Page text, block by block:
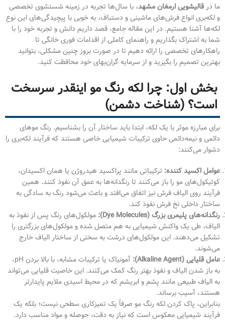
ما در قالیشویی ارمغان مشهد، با سال‌ها تجربه در زمینه شستشوی تخصصی
و لکه‌بری انواع فرش‌های ماشینی و دستباف، به خوبی با پیچیدگی‌های این نوع
لکه‌ها آشنا هستیم. در این مقاله جامع، قصد داریم دانش و تجربه خود را با
شما به اشتراک بگذاریم و راهنمای کاملی از اقدامات فوری خانگی تا
راهکارهای تخصصی را ارائه دهیم تا در صورت بروز چنین مشکلی، بتوانید
بهترین تصمیم را بگیرید و از سرمایه گران‌بهای خود محافظت کنید.
بخش اول: چرا لکه رنگ مو اینقدر سرسخت
است؟ (شناخت دشمن)
برای مبارزه موثر با یک لکه، ابتدا باید ساختار آن را بشناسیم. رنگ موهای
دائمی و نیمه‌دائمی حاوی ترکیبات شیمیایی خاصی هستند که فرآیند لکه‌بری را
دشوار می‌کنند:
عوامل اکسید کننده: ترکیباتی مانند پراکسید هیدروژن یا همان اکسیدان،
کوتیکول‌های مو را باز می‌کنند تا رنگدانه‌ها به عمق آن نفوذ کنند. همین
فرآیند روی الیاف فرش نیز اتفاق می‌افتد و باعث می‌شود رنگ به سادگی به
ساختار داخلی نخ فرش نفوذ کند.
رنگدانه‌های پلیمری بزرگ (Dye Molecules):
مولکول‌های رنگ پس از نفوذ به
الیاف، طی یک واکنش شیمیایی به هم متصل شده و مولکول‌های بزرگتری را
تشکیل می‌دهند. این مولکول‌های درشت به سختی از ساختار الیاف خارج
می‌شوند.
عامل قلیایی (Alkaline Agent):
آمونیاک یا ترکیبات مشابه، با بالا بردن pH،
به باز شدن الیاف و نفوذ بهتر رنگ کمک می‌کنند. این خاصیت قلیایی می‌تواند
به الیاف طبیعی مانند پشم و ابریشم که در محیط اسیدی ملایم پایدارتر
هستند، آسیب برساند.
بنابراین، پاک کردن لکه رنگ مو صرفاً یک تمیزکاری سطحی نیست؛ بلکه یک
فرآیند شیمیایی معکوس است که نیاز به دقت، حوصله و مواد مناسب دارد.